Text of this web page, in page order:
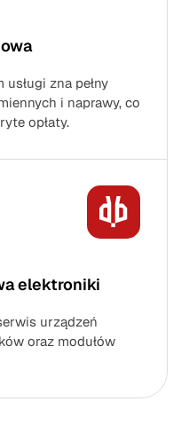
zna pełny
i naprawy, co
opłaty.
elektroniki
urządzeń
oraz modułów